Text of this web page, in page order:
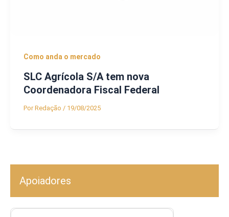
Como anda o mercado
SLC Agrícola S/A tem nova
Coordenadora Fiscal Federal
PorRedação / 19/08/2025
Apoiadores